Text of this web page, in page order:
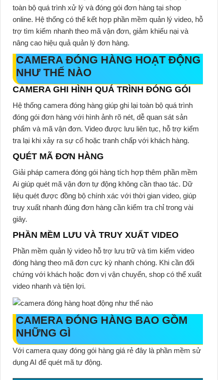
toàn bộ quá trình xử lý và đóng gói đơn hàng tại shop
online. Hệ thống có thể kết hợp phần mềm quản lý video, hỗ
trợ tìm kiếm nhanh theo mã vận đơn, giảm khiếu nại và
nâng cao hiệu quả quản lý đơn hàng.
CAMERA ĐÓNG HÀNG HOẠT ĐỘNG
NHƯ THẾ NÀO
CAMERA GHI HÌNH QUÁ TRÌNH ĐÓNG GÓI
Hệ thống camera đóng hàng giúp ghi lại toàn bộ quá trình
đóng gói đơn hàng với hình ảnh rõ nét, dễ quan sát sản
phẩm và mã vận đơn. Video được lưu liên tục, hỗ trợ kiểm
tra lại khi xảy ra sự cố hoặc tranh chấp với khách hàng.
QUÉT MÃ ĐƠN HÀNG
Giải pháp camera đóng gói hàng tích hợp thêm phần mềm
Ai giúp quét mã vận đơn tự động không cần thao tác. Dữ
liệu quét được đồng bộ chính xác với thời gian video, giúp
truy xuất nhanh đúng đơn hàng cần kiểm tra chỉ trong vài
giây.
PHẦN MỀM LƯU VÀ TRUY XUẤT VIDEO
Phần mềm quản lý video hỗ trợ lưu trữ và tìm kiếm video
đóng hàng theo mã đơn cực kỳ nhanh chóng. Khi cần đối
chứng với khách hoặc đơn vị vận chuyển, shop có thể xuất
video nhanh và tiện lợi.
CAMERA ĐÓNG HÀNG BAO GỒM
NHỮNG GÌ
Với camera quay đóng gói hàng giá rẻ đây là phần mềm sử
dụng AI để quét mã tự động.